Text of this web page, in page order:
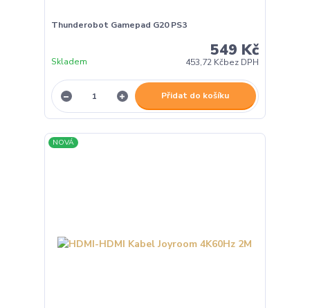
Thunderobot Gamepad G20 PS3
549 Kč
453,72 Kčbez DPH
Skladem
Přidat do košíku
NOVÁ